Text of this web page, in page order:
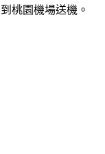
桃園機場送機。